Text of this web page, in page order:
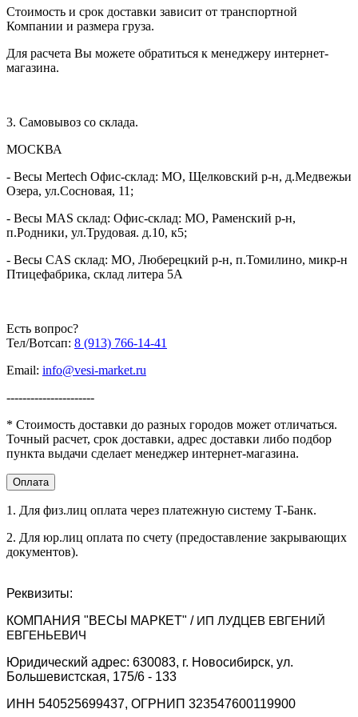
- либо позвонить8 (913) 766-14-41
Производство - Россия
1167746378106
Стоимость и срок доставки зависит от транспортной
Компании и размера груза.
Для расчета Вы можете обратиться к менеджеру интернет-
магазина.
3. Самовывоз со склада.
МОСКВА
- Весы Mertech Офис-склад: МО, Щелковский р-н, д.Медвежьи
Озера, ул.Сосновая, 11;
- Весы MAS склад: Офис-склад: МО, Раменский р-н,
п.Родники, ул.Трудовая. д.10, к5;
- Весы CAS склад: МО, Люберецкий р-н, п.Томилино, микр-н
Птицефабрика, склад литера 5А
Есть вопрос?
Тел/Вотсап: 8 (913) 766-14-41
Email: info@vesi-market.ru
----------------------
* Стоимость доставки до разных городов может отличаться.
Точный расчет, срок доставки, адрес доставки либо подбор
пункта выдачи сделает менеджер интернет-магазина.
Оплата
1. Для физ.лиц оплата через платежную систему Т-Банк.
2. Для юр.лиц оплата по счету (предоставление закрывающих
документов).
Реквизиты:
КОМПАНИЯ "ВЕСЫ МАРКЕТ" / ИП ЛУДЦЕВ ЕВГЕНИЙ
ЕВГЕНЬЕВИЧ
Юридический адрес: 630083, г. Новосибирск, ул.
Большевистская, 175/6 - 133
ИНН 540525699437, ОГРНИП 323547600119900